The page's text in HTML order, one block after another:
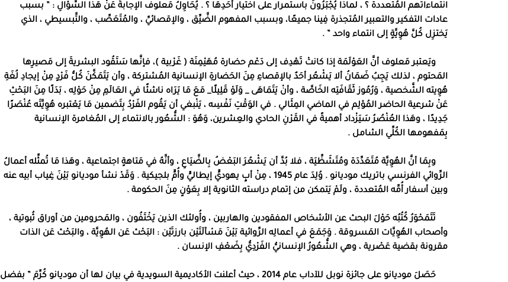
انتماءاتهم المُتعددة ؟ ، لماذا يُجْبَرُونَ باستمرار على اختيار أحَدِهَا ؟ . يُحَاوِلُ مَعلوف الإجابةَ عَنْ هَذا السُّؤالِ : ” بسبب
عادات التفكير والتعبير المُتجذرة فِينا جميعًا، وبسبب المفهوم الضَّيِّق ، والإقصائيِّ ، والمُتَعَصِّب ، والتَّبسيطي ، الذي
يَختزِل كُلَّ هُوِيَّةٍ إلى انتماء واحد ” .
ويَعتبر مَعلوف أنَّ العَوْلَمَة إذا كانتْ تَهْدِف إلى دَعْم حضارة مُهَيْمِنَة ( غَرْبية )، فإنَّها سَتَقُود البشريةَ إلى مَصيرِها
المَحتوم ، لذلك يَجِبُ ضَمَانُ ألا يَشْعُر أحَدٌ بالإقصاءِ مِنَ الحَضارةِ الإنسانية المُشتركة ، وأن يَتَمَكَّنَ كُلُّ فَرْدٍ مِنْ إيجادِ لُغَةِ
هُوِيته الشَّخصية ، وَرُمُوز ثَقَافَتِه الخَاصَّة ، وأنْ يَتَمَاهَى _ وَلَوْ قَلِيلًا_ مَعَ مَا يَرَاه ناشئًا في العَالَمِ مِنْ حَوْلِه ، بَدَلًا مِنَ البَحْثِ
عَنْ شرعية الحاضر المُؤلِم في الماضي المِثَالي . في الوَقْتِ نَفْسِه ، يَنْبغي أن يَقُوم الفَرْدُ بِتَضمين مَا يَعْتبره هُوِيَّتَه عُنْصَرًا
جَدِيدًا ، وهَذا العُنْصُرُ سَيَزْداد أهميةً في القَرْنِ الحادي والعِشرين، وَهُوَ : الشُّعُور بالانتماء إلى المُغامرة الإنسانية
بِمَفهومها الكُلِّي الشامل .
وبِمَا أنَّ الهُوِيَّة مُتَعَدِّدَة ومُتَشَظِّيَة ، فلا بُدَّ أن يَشْعُرَ البَعْضُ بِالضَّيَاعِ ، وأنَّهُ في مَتاهةٍ اجتماعية ، وهَذا مَا تُمثِّله أعمالُ
الرِّوائي الفرنسي باتريك موديانو . وُلِدَ عام ، مِنْ أبٍ يهوديٍّ إيطاليٍّ وأُمٍّ بلجيكية . وَقَدْ نشأ موديانو بَيْنَ غِياب أبيه عنه
وبين أسفار أُمِّه المُتعددة ، ولَمْ يَتمكن من إتمام دراسته الثانوية إلا بِعَوْنٍ مِنَ الحكومة .
تَتَمَحْوَرُ كُتُبُه حَوْلَ البحث عن الأشخاص المفقودين والهاربين ، وأُولئك الذين يَخْتَفُون ، والمَحرومين من أوراق ثُبوتية ،
وأصحاب الهُوِيَّات المَسروقة . وَجَمَعَ في أعمالِه الرِّوائية بَيْنَ مَسْألَتَيْن بارزتَيْن : البَحْث عَن الهُوِيَّة ، والبَحْث عَن الذات
مقرونة بقضية عَصْرية ، وهي الشُّعُورُ الإنسانيُّ الفَرْدِيُّ بِضَعْفِ الإنسان .
حَصَلَ موديانو على جائزة نوبل للآداب عام ، حيث أعلنت الأكاديمية السويدية في بيان لها أن موديانو كُرِّمَ ” بفضل